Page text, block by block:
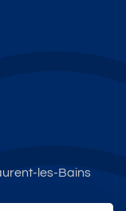
les-Bains